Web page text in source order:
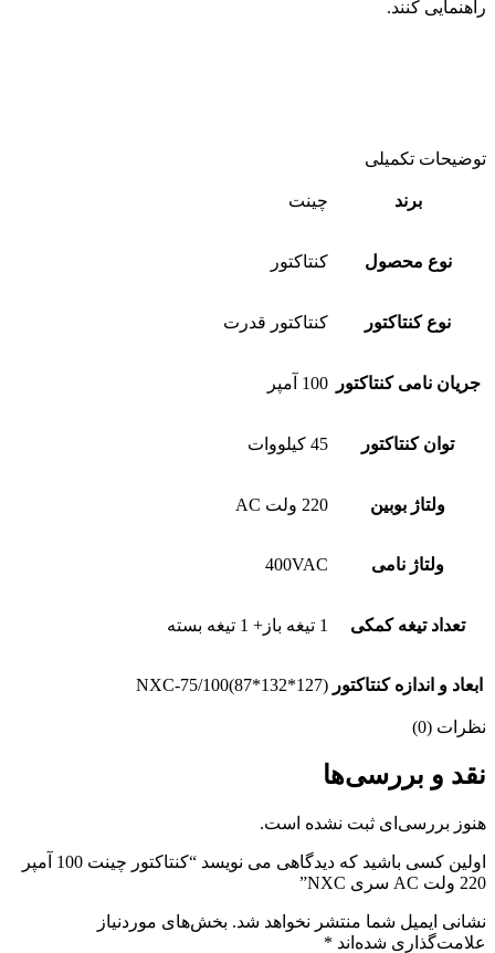
راهنمایی کنند.
توضیحات تکمیلی
برند چینت
نوع محصول کنتاکتور
نوع کنتاکتور کنتاکتور قدرت
جریان نامی کنتاکتور 100 آمپر
توان کنتاکتور 45 کیلووات
ولتاژ بوبین 220 ولت AC
ولتاژ نامی 400VAC
تعداد تیغه کمکی 1 تیغه باز+ 1 تیغه بسته
ابعاد و اندازه کنتاکتور NXC-75/100(87*132*127)
نظرات (0)
نقد و بررسی‌ها
هنوز بررسی‌ای ثبت نشده است.
اولین کسی باشید که دیدگاهی می نویسد “کنتاکتور چینت 100 آمپر
220 ولت AC سری NXC”
نشانی ایمیل شما منتشر نخواهد شد. بخش‌های موردنیاز
علامت‌گذاری شده‌اند *